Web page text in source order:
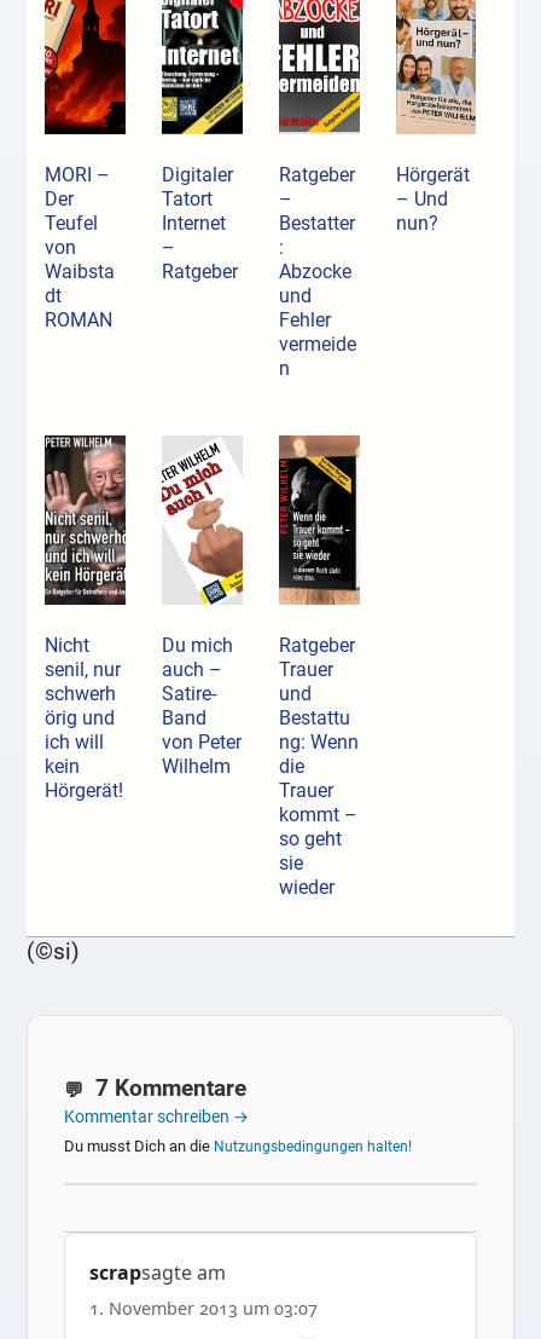
MORI –
Der
Teufel
von
Waibsta
dt
ROMAN
Digitaler
Tatort
Internet
–
Ratgeber
Ratgeber
–
Bestatter
:
Abzocke
und
Fehler
vermeide
n
Hörgerät
– Und
nun?
Nicht
senil, nur
schwerh
örig und
ich will
kein
Hörgerät!
Du mich
auch –
Satire-
Band
von Peter
Wilhelm
Ratgeber
Trauer
und
Bestattu
ng: Wenn
die
Trauer
kommt –
so geht
sie
wieder
(©si)
7 Kommentare
Kommentar schreiben →
Du musst Dich an die Nutzungsbedingungen halten!
scrapsagte am
1. November 2013 um 03:07